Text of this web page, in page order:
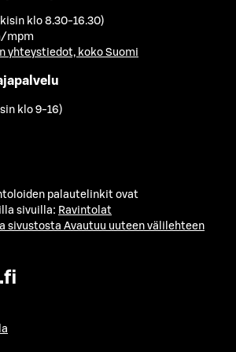
klo 8.30-16.30)
mpm
yhteystiedot, koko Suomi
klo 9-16)
palautelinkit ovat
sivuilla: Ravintolat
sivustosta Avautuu uuteen välilehteen